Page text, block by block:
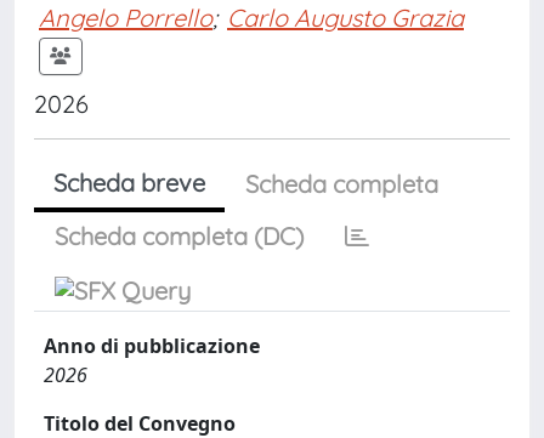
Angelo Porrello; Carlo Augusto Grazia
2026
Scheda breve
Scheda completa
Scheda completa (DC)
Anno di pubblicazione
2026
Titolo del Convegno